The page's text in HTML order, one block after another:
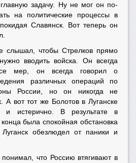
задачу. Ну не мог он по-
на политические процессы в
Славянск. Вот теперь он
слышал, чтобы Стрелков прямо
вводить войска. Он всегда
мер, он всегда говорил о
различных операций по
России, но он никогда не
А вот тот же Болотов в Луганске
и истерично. В результате в
была спокойная обстановка
обезлюдел от паники и
что Россию втягивают в